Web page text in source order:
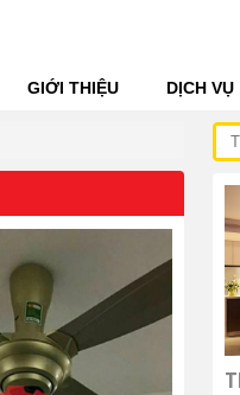
GIỚI THIỆU DỊCH VỤ